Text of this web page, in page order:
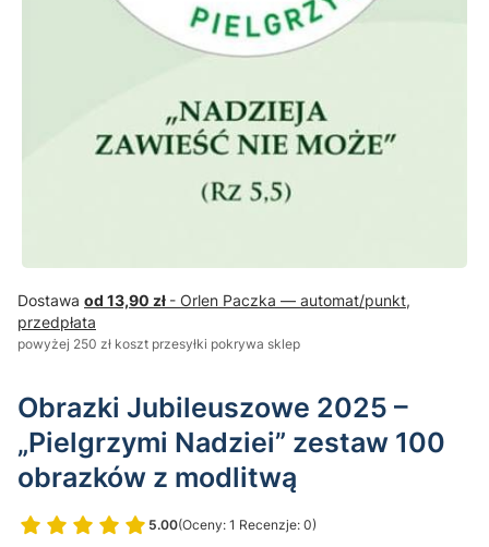
Dostawa od 13,90 zł - Orlen Paczka — automat/punkt,
przedpłata
powyżej 250 zł koszt przesyłki pokrywa sklep
Obrazki Jubileuszowe 2025 –
„Pielgrzymi Nadziei” zestaw 100
obrazków z modlitwą
5.00(Oceny: 1 Recenzje: 0)
Przejdź do sekcji Opinie